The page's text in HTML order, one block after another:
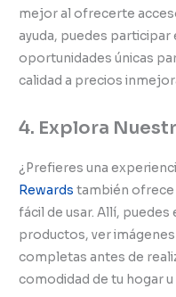
mejor al ofrecerte
ayuda, puedes
oportunidades únicas
calidad a precios
4. Explora
¿Prefieres una
Rewards también ofrece
fácil de usar. Allí,
productos, ver
completas antes de
comodidad de tu hogar u